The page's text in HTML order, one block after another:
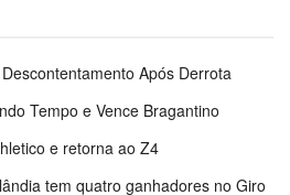
Após Derrota
Tempo e Vence Bragantino
e retorna ao Z4
tem quatro ganhadores no Giro